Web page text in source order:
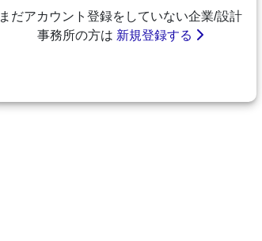
まだアカウント登録をしていない企業/設計
事務所の方は 新規登録する